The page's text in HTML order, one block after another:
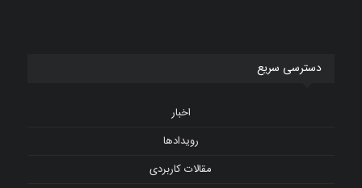
دسترسی سریع
اخبار
رویدادها
مقالات کاربردی